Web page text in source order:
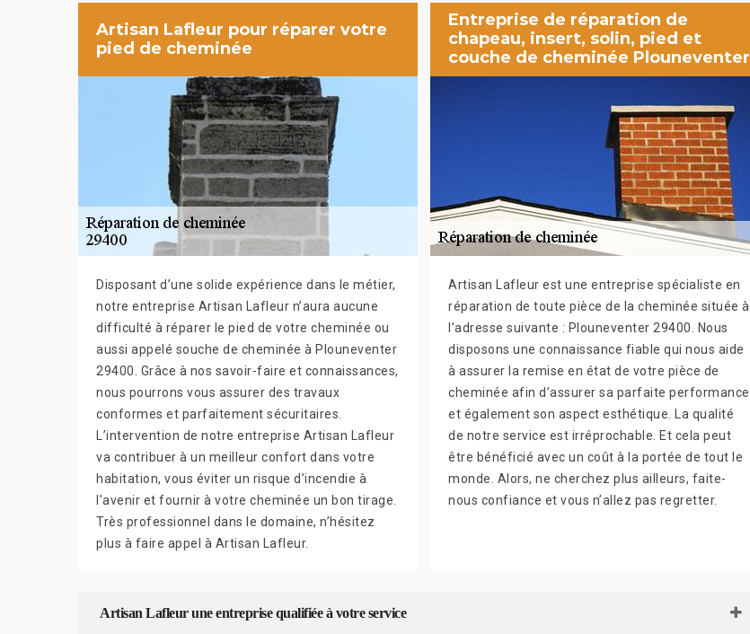
Artisan Lafleur pour réparer votre
pied de cheminée
Disposant d’une solide expérience dans le métier,
notre entreprise Artisan Lafleur n’aura aucune
difficulté à réparer le pied de votre cheminée ou
aussi appelé souche de cheminée à Plouneventer
29400. Grâce à nos savoir-faire et connaissances,
nous pourrons vous assurer des travaux
conformes et parfaitement sécuritaires.
L’intervention de notre entreprise Artisan Lafleur
va contribuer à un meilleur confort dans votre
habitation, vous éviter un risque d’incendie à
l’avenir et fournir à votre cheminée un bon tirage.
Très professionnel dans le domaine, n’hésitez
plus à faire appel à Artisan Lafleur.
Entreprise de réparation de
chapeau, insert, solin, pied et
couche de cheminée Plouneventer
Artisan Lafleur est une entreprise spécialiste en
réparation de toute pièce de la cheminée située à
l’adresse suivante : Plouneventer 29400. Nous
disposons une connaissance fiable qui nous aide
à assurer la remise en état de votre pièce de
cheminée afin d’assurer sa parfaite performance
et également son aspect esthétique. La qualité
de notre service est irréprochable. Et cela peut
être bénéficié avec un coût à la portée de tout le
monde. Alors, ne cherchez plus ailleurs, faite-
nous confiance et vous n’allez pas regretter.
Artisan Lafleur une entreprise qualifiée à votre service